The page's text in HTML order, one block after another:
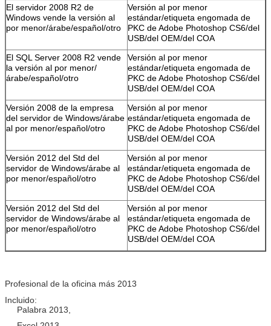
El servidor 2008 R2 de
Windows vende la versión al
por menor/árabe/español/otro
Versión al por menor
estándar/etiqueta engomada de
PKC de Adobe Photoshop CS6/del
USB/del OEM/del COA
El SQL Server 2008 R2 vende
la versión al por menor/
árabe/español/otro
Versión al por menor
estándar/etiqueta engomada de
PKC de Adobe Photoshop CS6/del
USB/del OEM/del COA
Versión 2008 de la empresa
del servidor de Windows/árabe
al por menor/español/otro
Versión al por menor
estándar/etiqueta engomada de
PKC de Adobe Photoshop CS6/del
USB/del OEM/del COA
Versión 2012 del Std del
servidor de Windows/árabe al
por menor/español/otro
Versión al por menor
estándar/etiqueta engomada de
PKC de Adobe Photoshop CS6/del
USB/del OEM/del COA
Versión 2012 del Std del
servidor de Windows/árabe al
por menor/español/otro
Versión al por menor
estándar/etiqueta engomada de
PKC de Adobe Photoshop CS6/del
USB/del OEM/del COA
Profesional de la oficina más 2013
Incluido:
Palabra 2013,